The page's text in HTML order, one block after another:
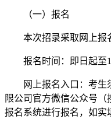
（一）报名
本次招录采取网上报
报名时间：即日起至
网上报名入口：考生
限公司官方微信公众号（
报名系统进行报名，如实